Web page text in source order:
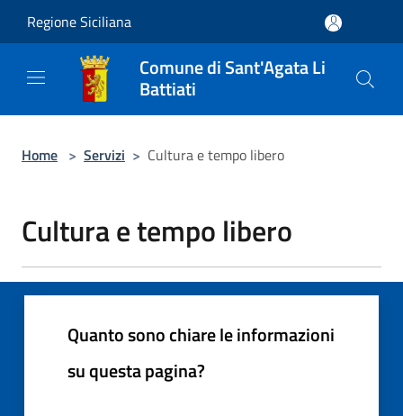
Regione Siciliana
Comune di Sant'Agata Li
Battiati
Home > Servizi > Cultura e tempo libero
Cultura e tempo libero
Quanto sono chiare le informazioni
su questa pagina?